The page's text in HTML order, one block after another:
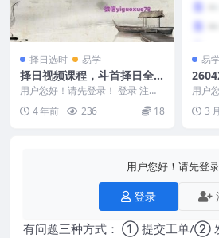
择日选时 易学
择日视频课程，斗首择日全科
高级研修班庚子年课程+讲义
百度云
用户您好！请先登录！ 登录 注册 -
日课全科高级研修班庚子年正体五
行择日法 11...
4 年前 236 18
易
龙点
【新
用户
许联
7集视
3
用户您好！请先登录
登录
有问题三种方式： ① 提交工单/②